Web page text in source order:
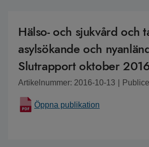
Hälso- och sjukvård och
asylsökande och
Slutrapport oktober
Artikelnummer: 2016-10-13
Öppna publikation